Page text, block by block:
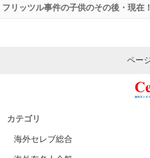
フリッツル事件の子供のその後・現在
ペー
カテゴリ
海外セレブ総合